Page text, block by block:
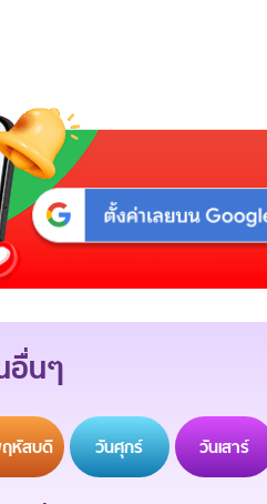
อื่นๆ
หัสบดี วันศุกร์ วันเสาร์